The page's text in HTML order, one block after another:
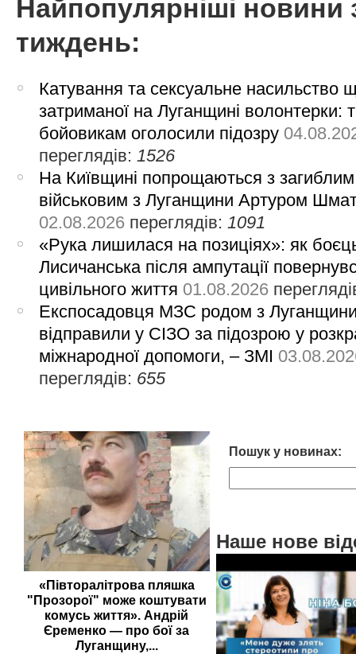
Найпопулярніші новини
тиждень:
Катування та сексуальне насильство
затриманої на Луганщині волонтерки:
бойовикам оголосили підозру
переглядів: 1526
На Київщині попрощаються з загиблим
військовим з Луганщини Артуром
02.08.2026 переглядів: 1091
«Рука лишилася на позиціях»: як
Лисичанська після ампутації
цивільного життя 01.08.2026
Експосадовця МЗС родом з
відправили у СІЗО за підозрою у
міжнародної допомоги, – ЗМІ
переглядів: 655
«Півторалітрова пляшка
"Прозорої" може коштувати
комусь життя». Андрій
Єременко — про бої за
Луганщину,...
Пошук у новинах:
Наше нове